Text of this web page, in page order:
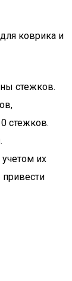
коврика и
стежков.
стежков.
их